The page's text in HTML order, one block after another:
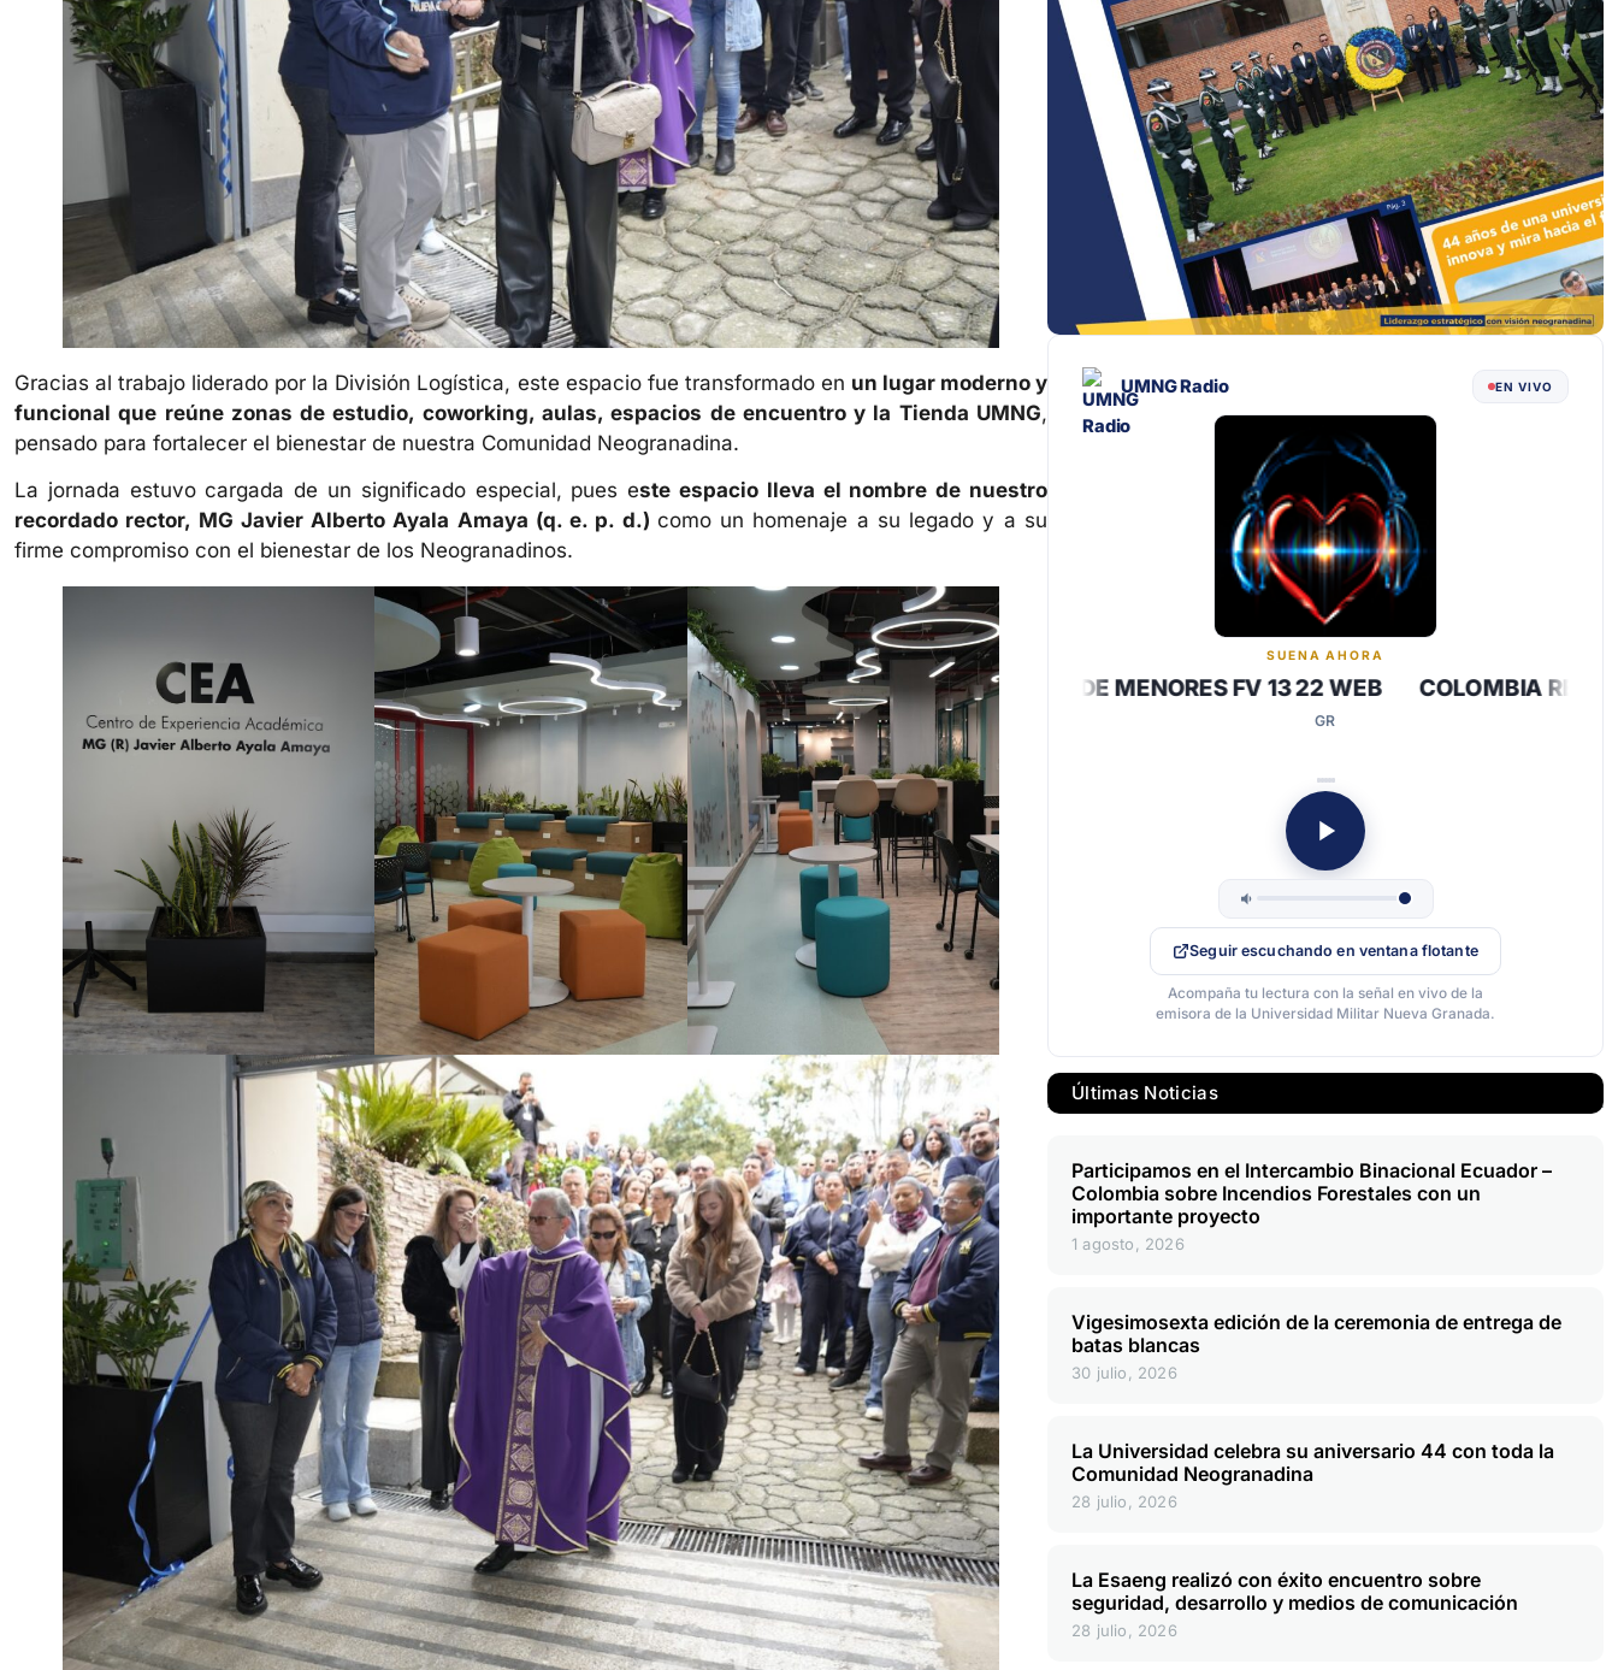
Gracias al trabajo liderado por la División Logística, este espacio fue transformado en un lugar moderno y
funcional que reúne zonas de estudio, coworking, aulas, espacios de encuentro y la Tienda UMNG,
pensado para fortalecer el bienestar de nuestra Comunidad Neogranadina.
La jornada estuvo cargada de un significado especial, pues este espacio lleva el nombre de nuestro
recordado rector, MG Javier Alberto Ayala Amaya (q. e. p. d.) como un homenaje a su legado y a su
firme compromiso con el bienestar de los Neogranadinos.
UMNG Radio EN VIVO
SUENA AHORA
COLOMBIA RECLUTAMIENTO DE MENORES FV 13 22 WEB COLOMBIA
GR
Seguir escuchando en ventana flotante
Acompaña tu lectura con la señal en vivo de la
emisora de la Universidad Militar Nueva Granada.
Últimas Noticias
Participamos en el Intercambio Binacional Ecuador –
Colombia sobre Incendios Forestales con un
importante proyecto
1 agosto, 2026
Vigesimosexta edición de la ceremonia de entrega de
batas blancas
30 julio, 2026
La Universidad celebra su aniversario 44 con toda la
Comunidad Neogranadina
28 julio, 2026
La Esaeng realizó con éxito encuentro sobre
seguridad, desarrollo y medios de comunicación
28 julio, 2026